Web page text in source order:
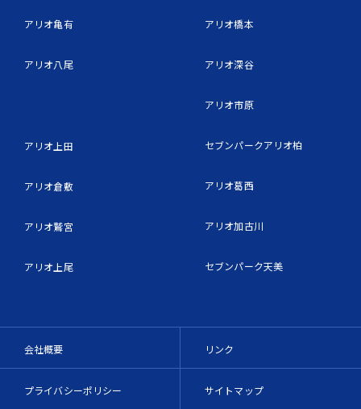
アリオ亀有
アリオ八尾
アリオ上田
アリオ倉敷
アリオ鷲宮
アリオ上尾
アリオ橋本
アリオ深谷
アリオ市原
セブンパークアリオ柏
アリオ葛西
アリオ加古川
セブンパーク天美
会社概要
プライバシーポリシー
リンク
サイトマップ